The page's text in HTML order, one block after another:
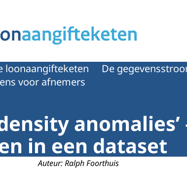
loonaangifteketen De
voor afnemers
in een dataset
Auteur: Ralph Foorthuis